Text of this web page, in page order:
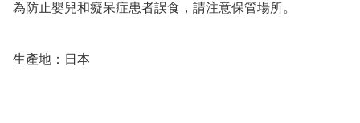
為防止嬰兒和癡呆症患者誤食，請注意保管場所。
生產地：日本